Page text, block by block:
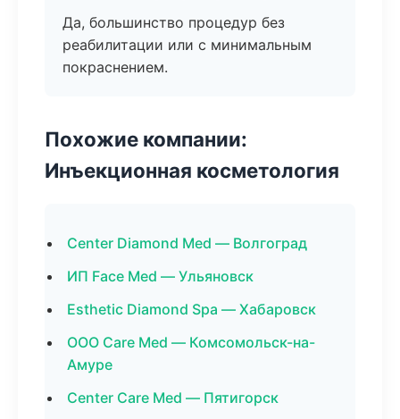
Да, большинство процедур без
реабилитации или с минимальным
покраснением.
Похожие компании:
Инъекционная косметология
Center Diamond Med — Волгоград
ИП Face Med — Ульяновск
Esthetic Diamond Spa — Хабаровск
ООО Care Med — Комсомольск-на-
Амуре
Center Care Med — Пятигорск